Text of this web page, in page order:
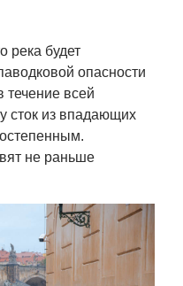
река будет
опасности
течение всей
сток из впадающих
не раньше